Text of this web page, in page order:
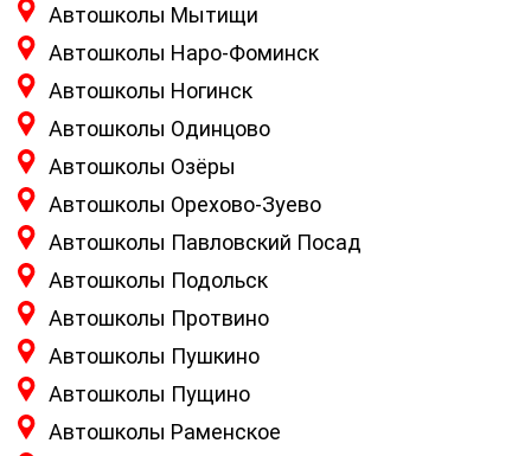
Автошколы Мытищи
Автошколы Наро-Фоминск
Автошколы Ногинск
Автошколы Одинцово
Автошколы Озёры
Автошколы Орехово-Зуево
Автошколы Павловский Посад
Автошколы Подольск
Автошколы Протвино
Автошколы Пушкино
Автошколы Пущино
Автошколы Раменское